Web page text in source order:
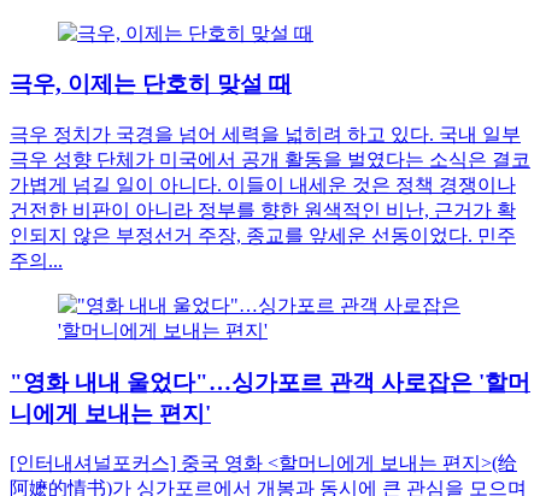
극우, 이제는 단호히 맞설 때
극우 정치가 국경을 넘어 세력을 넓히려 하고 있다. 국내 일부
극우 성향 단체가 미국에서 공개 활동을 벌였다는 소식은 결코
가볍게 넘길 일이 아니다. 이들이 내세운 것은 정책 경쟁이나
건전한 비판이 아니라 정부를 향한 원색적인 비난, 근거가 확
인되지 않은 부정선거 주장, 종교를 앞세운 선동이었다. 민주
주의...
"영화 내내 울었다"…싱가포르 관객 사로잡은 '할머
니에게 보내는 편지'
[인터내셔널포커스] 중국 영화 <할머니에게 보내는 편지>(给
阿嬷的情书)가 싱가포르에서 개봉과 동시에 큰 관심을 모으며